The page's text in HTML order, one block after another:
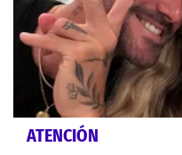
ATENCIÓN